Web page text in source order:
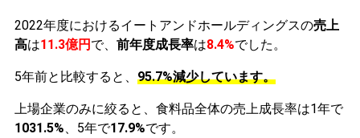
2022年度におけるイートアンドホールディングスの売上
高は11.3億円 で、 前年度成長率は8.4%でした。
5年前と比較すると、 95.7%減少しています。
上場企業のみに絞ると、食料品全体の売上成長率は1年で
1031.5%、5年で17.9%です。